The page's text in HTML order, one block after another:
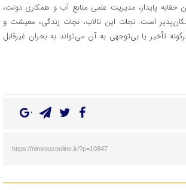
حقابه پایدار، مدیریت علمی منابع آب و همکاری دولت،
است. نجات این تالاب، نجات زندگی، معیشت و
تأخیر یا بی‌توجهی به آن می‌تواند به بحران غیرقابل
https://nimroozonline.ir/?p=10847